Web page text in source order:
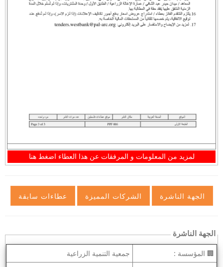
لمزيد من المعلومات و المرفقات عن هذا العطاء اضغط هنا
الجهة الناشرة
🏢 المؤسسة :
جمعية التنمية الزراعية